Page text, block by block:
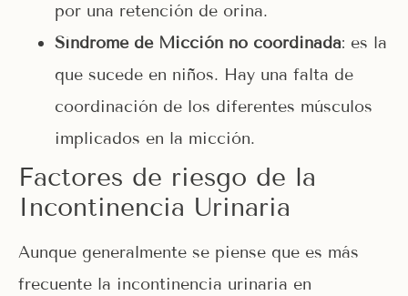
por una retención de orina.
Síndrome de Micción no coordinada: es la
que sucede en niños. Hay una falta de
coordinación de los diferentes músculos
implicados en la micción.
Factores de riesgo de la
Incontinencia Urinaria
Aunque generalmente se piense que es más
frecuente la incontinencia urinaria en